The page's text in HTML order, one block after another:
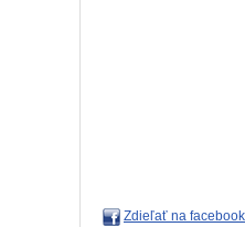
Zdieľať na